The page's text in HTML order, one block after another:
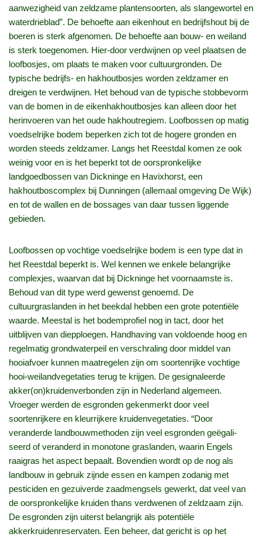
aanwezigheid van zeldzame plantensoorten, als slangewortel en
waterdrieblad”. De behoefte aan eikenhout en bedrijfshout bij de
boeren is sterk afgenomen. De behoefte aan bouw- en weiland
is sterk toegenomen. Hier-door verdwijnen op veel plaatsen de
loofbosjes, om plaats te maken voor cultuurgronden. De
typische bedrijfs- en hakhoutbosjes worden zeldzamer en
dreigen te verdwijnen. Het behoud van de typische stobbevorm
van de bomen in de eikenhakhoutbosjes kan alleen door het
herinvoeren van het oude hakhoutregiem. Loofbossen op matig
voedselrijke bodem beperken zich tot de hogere gronden en
worden steeds zeldzamer. Langs het Reestdal komen ze ook
weinig voor en is het beperkt tot de oorspronkelijke
landgoedbossen van Dickninge en Havixhorst, een
hakhoutboscomplex bij Dunningen (allemaal omgeving De Wijk)
en tot de wallen en de bossages van daar tussen liggende
gebieden.
Loofbossen op vochtige voedselrijke bodem is een type dat in
het Reestdal beperkt is. Wel kennen we enkele belangrijke
complexjes, waarvan dat bij Dickninge het voornaamste is.
Behoud van dit type werd gewenst genoemd. De
cultuurgraslanden in het beekdal hebben een grote potentiële
waarde. Meestal is het bodemprofiel nog in tact, door het
uitblijven van diepploegen. Handhaving van voldoende hoog en
regelmatig grondwaterpeil en verschraling door middel van
hooiafvoer kunnen maatregelen zijn om soortenrijke vochtige
hooi-weilandvegetaties terug te krijgen. De gesignaleerde
akker(on)kruidenverbonden zijn in Nederland algemeen.
Vroeger werden de esgronden gekenmerkt door veel
soortenrijkere en kleurrijkere kruidenvegetaties. “Door
veranderde landbouwmethoden zijn veel esgronden geëgali-
seerd of veranderd in monotone graslanden, waarin Engels
raaigras het aspect bepaalt. Bovendien wordt op de nog als
landbouw in gebruik zijnde essen en kampen zodanig met
pesticiden en gezuiverde zaadmengsels gewerkt, dat veel van
de oorspronkelijke kruiden thans verdwenen of zeldzaam zijn.
De esgronden zijn uiterst belangrijk als potentiële
akkerkruidenreservaten. Een beheer, dat gericht is op het